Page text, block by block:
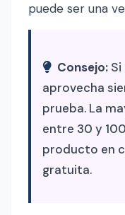
puede ser una
Consejo:
aprovecha
prueba. La
entre 30 y
producto en
gratuita.